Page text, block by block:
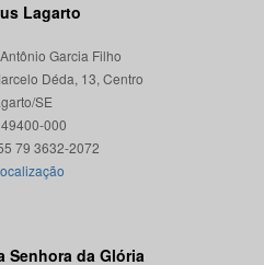
Lagarto
Garcia Filho
Déda, 13, Centro
SE
000
Senhora da Glória